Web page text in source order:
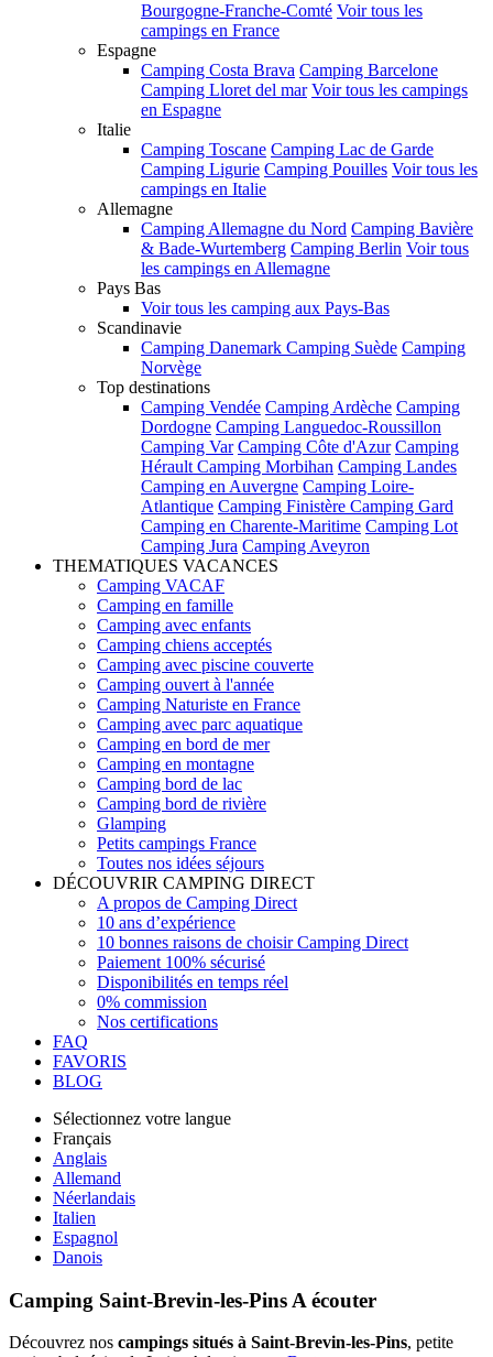
Bourgogne-Franche-Comté Voir tous les
campings en France
Espagne
Camping Costa Brava Camping Barcelone
Camping Lloret del mar Voir tous les campings
en Espagne
Italie
Camping Toscane Camping Lac de Garde
Camping Ligurie Camping Pouilles Voir tous les
campings en Italie
Allemagne
Camping Allemagne du Nord Camping Bavière
& Bade-Wurtemberg Camping Berlin Voir tous
les campings en Allemagne
Pays Bas
Voir tous les camping aux Pays-Bas
Scandinavie
Camping Danemark Camping Suède Camping
Norvège
Top destinations
Camping Vendée Camping Ardèche Camping
Dordogne Camping Languedoc-Roussillon
Camping Var Camping Côte d'Azur Camping
Hérault Camping Morbihan Camping Landes
Camping en Auvergne Camping Loire-
Atlantique Camping Finistère Camping Gard
Camping en Charente-Maritime Camping Lot
Camping Jura Camping Aveyron
THEMATIQUES VACANCES
Camping VACAF
Camping en famille
Camping avec enfants
Camping chiens acceptés
Camping avec piscine couverte
Camping ouvert à l'année
Camping Naturiste en France
Camping avec parc aquatique
Camping en bord de mer
Camping en montagne
Camping bord de lac
Camping bord de rivière
Glamping
Petits campings France
Toutes nos idées séjours
DÉCOUVRIR CAMPING DIRECT
A propos de Camping Direct
10 ans d’expérience
10 bonnes raisons de choisir Camping Direct
Paiement 100% sécurisé
Disponibilités en temps réel
0% commission
Nos certifications
FAQ
FAVORIS
BLOG
Sélectionnez votre langue
Français
Anglais
Allemand
Néerlandais
Italien
Espagnol
Danois
Camping Saint-Brevin-les-Pins A écouter
Découvrez nos campings situés à Saint-Brevin-les-Pins, petite